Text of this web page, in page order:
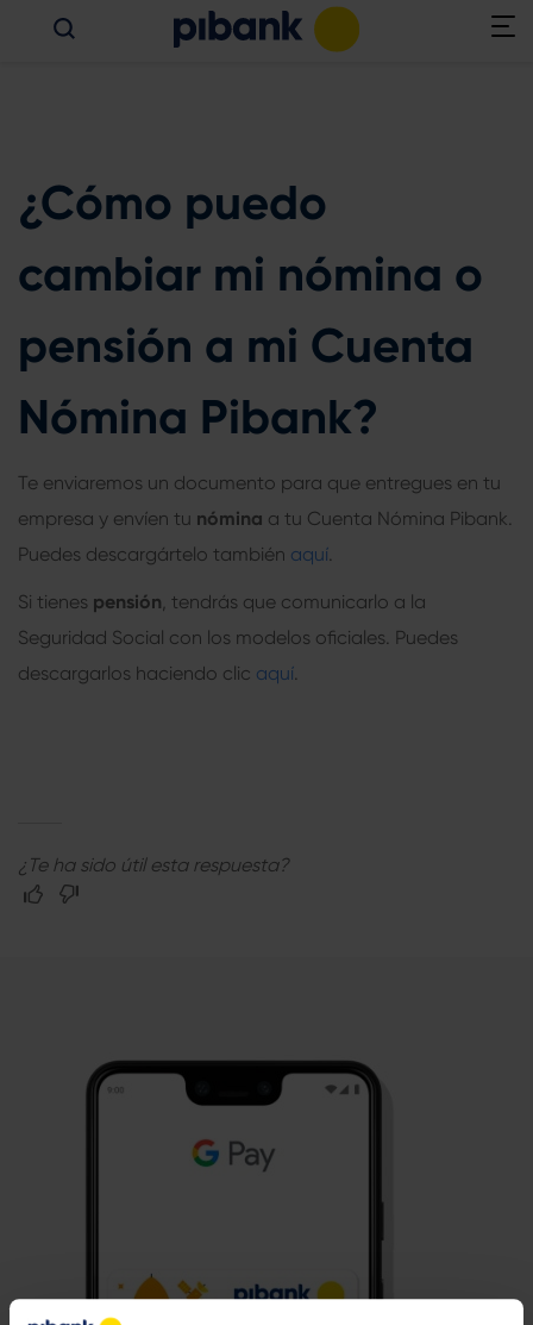
¿Cómo puedo
cambiar mi nómina o
pensión a mi Cuenta
Nómina Pibank?
Te enviaremos un documento para que entregues en tu
empresa y envíen tu nómina a tu Cuenta Nómina Pibank.
Puedes descargártelo también aquí.
Si tienes pensión, tendrás que comunicarlo a la
Seguridad Social con los modelos oficiales. Puedes
descargarlos haciendo clic aquí.
¿Te ha sido útil esta respuesta?